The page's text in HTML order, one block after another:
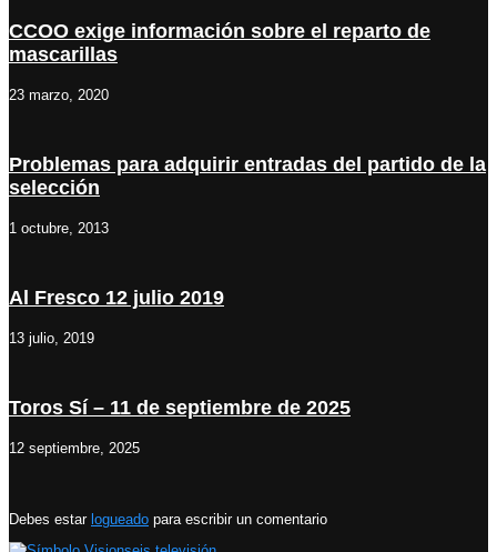
CCOO exige información sobre el reparto de
mascarillas
23 marzo, 2020
Problemas para adquirir entradas del partido de la
selección
1 octubre, 2013
Al Fresco 12 julio 2019
13 julio, 2019
Toros Sí – 11 de septiembre de 2025
12 septiembre, 2025
Debes estar logueado para escribir un comentario